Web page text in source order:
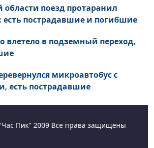
области поезд протаранил
пострадавшие и погибшие
влетело в подземный переход,
микроавтобус с
есть пострадавшие
Пик" 2009 Все права защищены